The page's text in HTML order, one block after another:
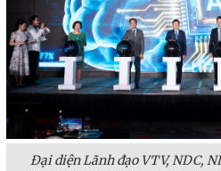
Đại diện Lãnh đạo VTV, NDC,